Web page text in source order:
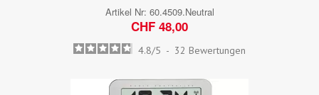
Artikel Nr: 60.4509.Neutral
CHF 48,00
4.8/5 - 32 Bewertungen